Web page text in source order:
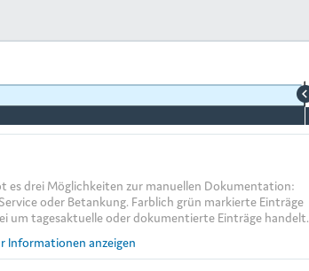
es drei Möglichkeiten zur manuellen Dokumentation:
oder Betankung. Farblich grün markierte Einträge
um tagesaktuelle oder dokumentierte Einträge handelt.
Informationen anzeigen